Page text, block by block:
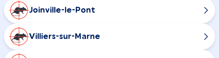
Joinville-le-Pont
Villiers-sur-Marne